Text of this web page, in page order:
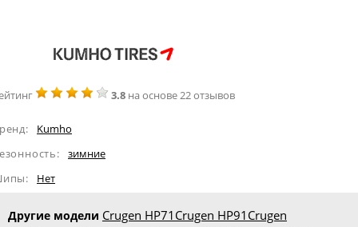
3.8 на основе 22 отзывов
Kumho
зимние
Нет
Другие модели Crugen HP71 Crugen HP91 Crugen